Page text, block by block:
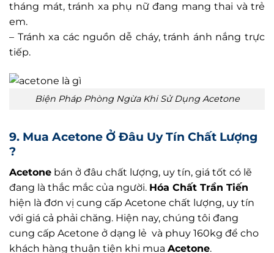
tháng mát, tránh xa phụ nữ đang mang thai và trẻ
em.
– Tránh xa các nguồn dễ cháy, tránh ánh nắng trực
tiếp.
Biện Pháp Phòng Ngừa Khi Sử Dụng Acetone
9. Mua Acetone Ở Đâu Uy Tín Chất Lượng
?
Acetone bán ở đâu chất lượng, uy tín, giá tốt có lẽ
đang là thắc mắc của người. Hóa Chất Trần Tiến
hiện là đơn vị cung cấp Acetone chất lượng, uy tín
với giá cả phải chăng. Hiện nay, chúng tôi đang
cung cấp Acetone ở dạng lẻ và phuy 160kg để cho
khách hàng thuận tiện khi mua Acetone.